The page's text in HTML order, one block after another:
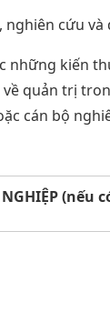
cứu
những kiến
quản trị
cán bộ
(nếu